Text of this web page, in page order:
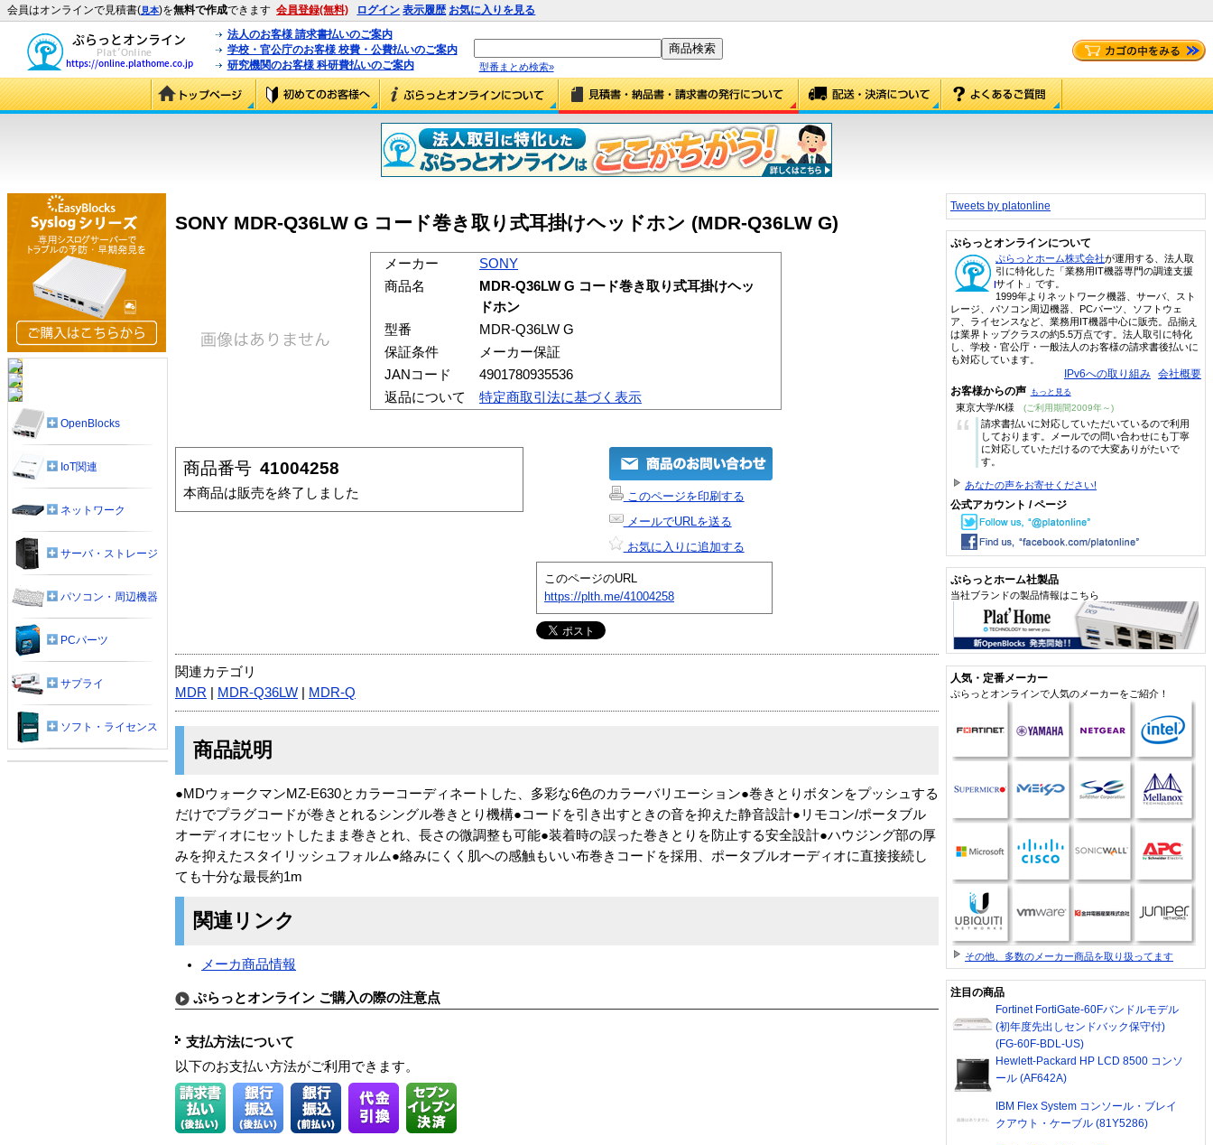
会員はオンラインで見積書(見本)を無料で作成できます 会員登録(無料) ログイン 表示履歴 お気に入りを見る
法人のお客様 請求書払いのご案内
学校・官公庁のお客様 校費・公費払いのご案内
研究機関のお客様 科研費払いのご案内
型番まとめ検索»
SONY MDR-Q36LW G コード巻き取り式耳掛けヘッドホン (MDR-Q36LW G)
メーカー
SONY
商品名
MDR-Q36LW G コード巻き取り式耳掛けヘッ
ドホン
型番
MDR-Q36LW G
保証条件
メーカー保証
JANコード
4901780935536
返品について
特定商取引法に基づく表示
商品番号 41004258
本商品は販売を終了しました
このページを印刷する
メールでURLを送る
お気に入りに追加する
このページのURL
https://plth.me/41004258
関連カテゴリ
MDR
MDR-Q36LW MDR-Q
商品説明
●MDウォークマンMZ-E630とカラーコーディネートした、多彩な6色のカラーバリエーション●巻きとりボタンをプッシュする
だけでプラグコードが巻きとれるシングル巻きとり機構●コードを引き出すときの音を抑えた静音設計●リモコン/ポータブル
オーディオにセットしたまま巻きとれ、長さの微調整も可能●装着時の誤った巻きとりを防止する安全設計●ハウジング部の厚
みを抑えたスタイリッシュフォルム●絡みにくく肌への感触もいい布巻きコードを採用、ポータブルオーディオに直接接続し
ても十分な最長約1m
関連リンク
メーカ商品情報
ぷらっとオンライン ご購入の際の注意点
支払方法について
以下のお支払い方法がご利用できます。
OpenBlocks
IoT関連
ネットワーク
サーバ・ストレージ
パソコン・周辺機器
PCパーツ
サプライ
ソフト・ライセンス
Tweets by platonline
ぷらっとオンラインについて
ぷらっとホーム株式会社が運用する、法人取
引に特化した「業務用IT機器専門の調達支援
サイト」です。
1999年よりネットワーク機器、サーバ、スト
レージ、パソコン周辺機器、PCパーツ、ソフトウェ
ア、ライセンスなど、業務用IT機器中心に販売。品揃え
は業界トップクラスの約5.5万点です。法人取引に特化
し、学校・官公庁・一般法人のお客様の請求書後払いに
も対応しています。
IPv6への取り組み 会社概要
お客様からの声 もっと見る
東京大学/K様 (ご利用期間2009年～)
“
請求書払いに対応していただいているので利用
しております。メールでの問い合わせにも丁寧
に対応していただけるので大変ありがたいで
す。
あなたの声をお寄せください!
公式アカウント / ページ
ぷらっとホーム社製品
当社ブランドの製品情報はこちら
人気・定番メーカー
ぷらっとオンラインで人気のメーカーをご紹介！
その他、多数のメーカー商品を取り扱ってます
注目の商品
Fortinet FortiGate-60Fバンドルモデル
(初年度先出しセンドバック保守付)
(FG-60F-BDL-US)
Hewlett-Packard HP LCD 8500 コンソ
ール (AF642A)
IBM Flex System コンソール・ブレイ
クアウト・ケーブル (81Y5286)